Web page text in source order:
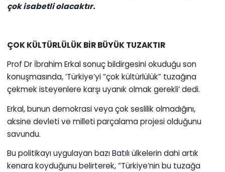
çok isabetli olacaktır.
ÇOK KÜLTÜRLÜLÜK BİR BÜYÜK TUZAKTIR
Prof Dr İbrahim Erkal sonuç bildirgesini okuduğu son
konuşmasında, ‘Türkiye’yi “çok kültürlülük” tuzağına
çekmek isteyenlere karşı uyanık olmak gerekli’ dedi.
Erkal, bunun demokrasi veya çok seslilik olmadığını,
aksine devleti ve milleti parçalama projesi olduğunu
savundu.
Bu politikayı uygulayan bazı Batılı ülkelerin dahi artık
kenara koyduğunu belirterek, “Türkiye’nin bu tuzağa